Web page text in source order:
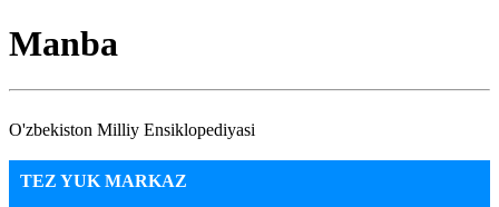
Manba
O'zbekiston Milliy Ensiklopediyasi
TEZ YUK MARKAZ